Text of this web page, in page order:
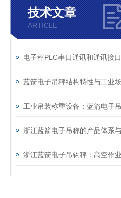
技术文章
ARTICLE
电子秤PLC串口通讯和通讯接口